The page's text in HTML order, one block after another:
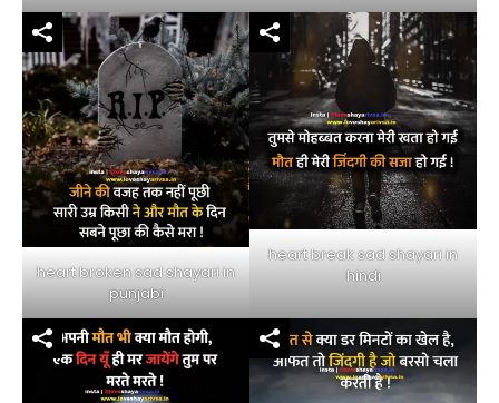
heart broken sad shayari in
punjabi
heart break sad shayari in
hindi